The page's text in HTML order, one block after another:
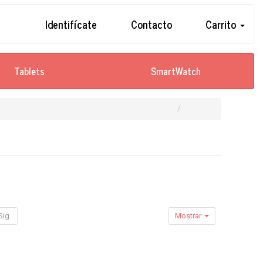
Identifícate Contacto Carrito
Tablets SmartWatch
Mostrar